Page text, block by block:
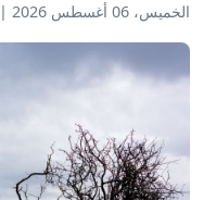
الخميس، 06 أغسطس 2026 |